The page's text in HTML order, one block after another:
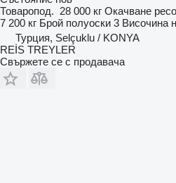
Товаропод. 28 000 кг Окачване
7 200 кг Брой полуоски 3 Височина
Турция, Selçuklu / KONYA
REİS TREYLER
Свържете се с продавача